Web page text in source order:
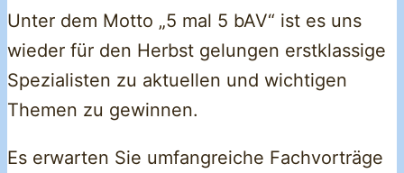
Unter dem Motto „5 mal 5 bAV“ ist es uns
wieder für den Herbst gelungen erstklassige
Spezialisten zu aktuellen und wichtigen
Themen zu gewinnen.
Es erwarten Sie umfangreiche Fachvorträge